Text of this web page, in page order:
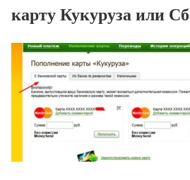
карту Кукуруза или